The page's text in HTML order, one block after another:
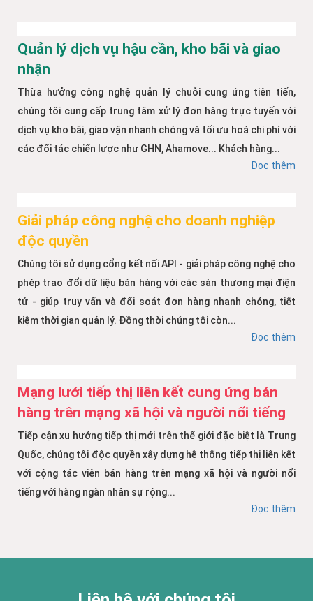
Quản lý dịch vụ hậu cần, kho bãi và giao
nhận
Thừa hưởng công nghệ quản lý chuỗi cung ứng tiên tiến,
chúng tôi cung cấp trung tâm xử lý đơn hàng trực tuyến với
dịch vụ kho bãi, giao vận nhanh chóng và tối ưu hoá chi phí với
các đối tác chiến lược như GHN, Ahamove... Khách hàng...
Đọc thêm
Giải pháp công nghệ cho doanh nghiệp
độc quyền
Chúng tôi sử dụng cổng kết nối API - giải pháp công nghệ cho
phép trao đổi dữ liệu bán hàng với các sàn thương mại điện
tử - giúp truy vấn và đối soát đơn hàng nhanh chóng, tiết
kiệm thời gian quản lý. Đồng thời chúng tôi còn...
Đọc thêm
Mạng lưới tiếp thị liên kết cung ứng bán
hàng trên mạng xã hội và người nổi tiếng
Tiếp cận xu hướng tiếp thị mới trên thế giới đặc biệt là Trung
Quốc, chúng tôi độc quyền xây dựng hệ thống tiếp thị liên kết
với cộng tác viên bán hàng trên mạng xã hội và người nổi
tiếng với hàng ngàn nhân sự rộng...
Đọc thêm